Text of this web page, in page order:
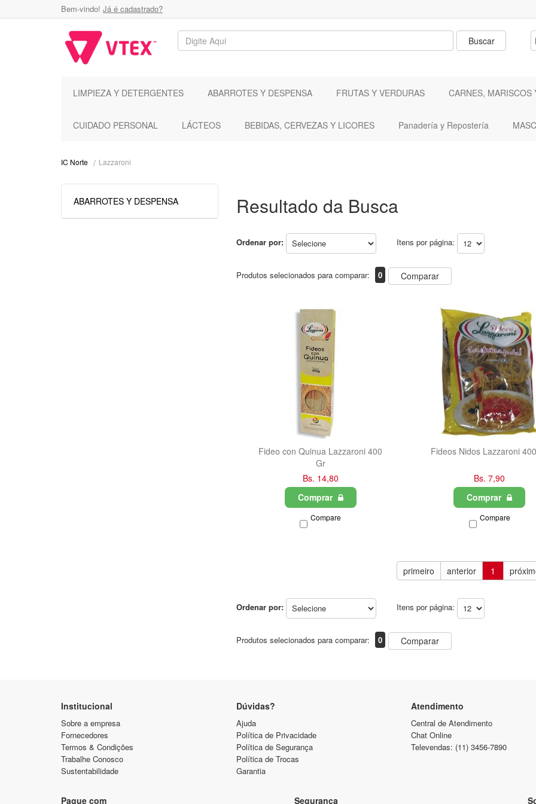
Bem-vindo! Já é cadastrado?
LIMPIEZA Y DETERGENTES ABARROTES Y DESPENSA FRUTAS Y VERDURAS CARNES, MARISCOS
CUIDADO PERSONAL LÁCTEOS BEBIDAS, CERVEZAS Y LICORES Panadería y Repostería
IC Norte Lazzaroni
ABARROTES Y DESPENSA Resultado da Busca
Ordenar por: Itens por página:
Produtos selecionados para comparar: 0 Comparar
Fideo con Quinua Lazzaroni 400
Gr
Bs. 14,80
Comprar
Compare
Fideos Nidos Lazzaroni
Bs. 7,90
Comprar
Compare
primeiro anterior 1
Ordenar por: Itens por página:
Produtos selecionados para comparar: 0 Comparar
Institucional
Sobre a empresa
Fornecedores
Termos & Condições
Trabalhe Conosco
Sustentabilidade
Dúvidas?
Ajuda
Política de Privacidade
Política de Segurança
Política de Trocas
Garantia
Atendimento
Central de Atendimento
Chat Online
Televendas: (11) 3456-7890
Pague com Segurança